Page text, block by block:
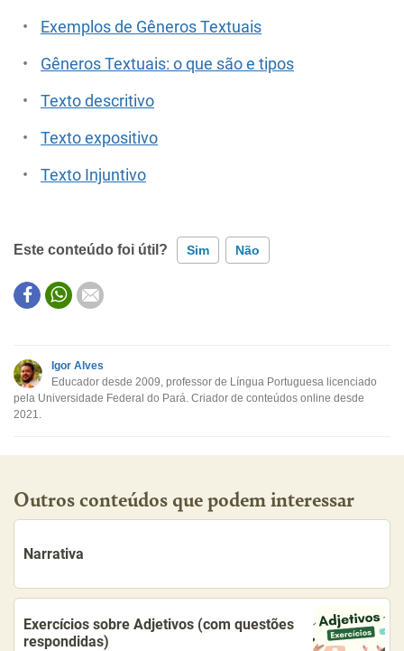
Exemplos de Gêneros Textuais
Gêneros Textuais: o que são e tipos
Texto descritivo
Texto expositivo
Texto Injuntivo
Este conteúdo foi útil? Sim Não
Este conteúdo não tem a informação que procuro
Outro
Igor Alves
Educador desde 2009, professor de Língua Portuguesa licenciado
pela Universidade Federal do Pará. Criador de conteúdos online desde
2021.
Outros conteúdos que podem interessar
Narrativa
Exercícios sobre Adjetivos (com questões
respondidas)